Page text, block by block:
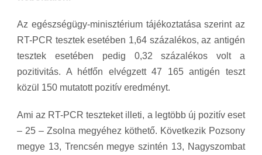
Az egészségügy-minisztérium tájékoztatása szerint az
RT-PCR tesztek esetében 1,64 százalékos, az antigén
tesztek esetében pedig 0,32 százalékos volt a
pozitivitás. A hétfőn elvégzett 47 165 antigén teszt
közül 150 mutatott pozitív eredményt.
Ami az RT-PCR teszteket illeti, a legtöbb új pozitív eset
– 25 – Zsolna megyéhez köthető. Következik Pozsony
megye 13, Trencsén megye szintén 13, Nagyszombat